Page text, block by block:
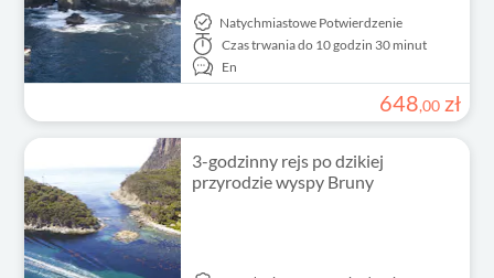
Natychmiastowe Potwierdzenie
Czas trwaniado 10 godzin 30 minut
En
648,00 zł
3-godzinny rejs po dzikiej
przyrodzie wyspy Bruny